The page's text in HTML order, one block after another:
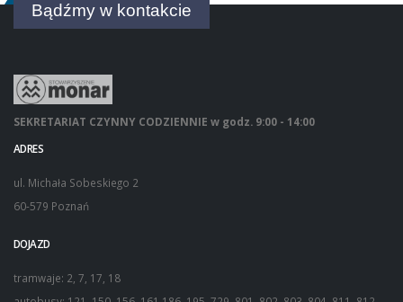
Bądźmy w kontakcie
SEKRETARIAT CZYNNY CODZIENNIE w godz. 9:00 - 14:00
ADRES
ul. Michała Sobeskiego 2
60-579 Poznań
DOJAZD
tramwaje: 2, 7, 17, 18